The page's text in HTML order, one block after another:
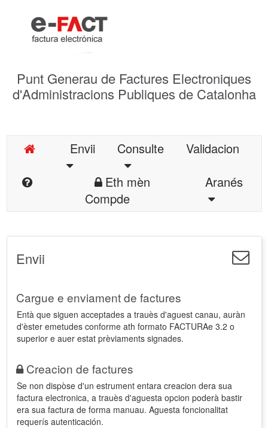
Punt Generau de Factures Electroniques
d'Administracions Publiques de Catalonha
Envii Consulte
Validacion
Eth mèn
Compde
Aranés
Envii
Cargue e enviament de factures
Entà que siguen acceptades a trauès d'aguest canau, auràn
d'èster emetudes conforme ath formato FACTURAe 3.2 o
superior e auer estat prèviaments signades.
Creacion de factures
Se non dispòse d'un estrument entara creacion dera sua
factura electronica, a trauès d'aguesta opcion poderà bastir
era sua factura de forma manuau. Aguesta foncionalitat
requerís autenticación.